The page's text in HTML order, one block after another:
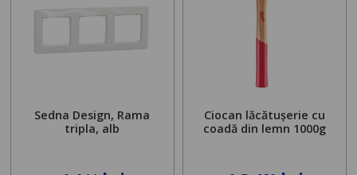
Sedna Design, Rama
tripla, alb
Ciocan lăcătușerie cu
coadă din lemn 1000g